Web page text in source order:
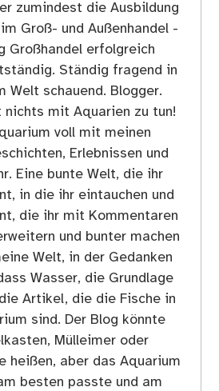
zumindest die Ausbildung
Groß- und Außenhandel -
Großhandel erfolgreich
Ständig fragend in
Welt schauend. Blogger.
nichts mit Aquarien zu tun!
voll mit meinen
Erlebnissen und
Eine bunte Welt, die ihr
in die ihr eintauchen und
die ihr mit Kommentaren
und bunter machen
Welt, in der Gedanken
Wasser, die Grundlage
Artikel, die die Fische in
sind. Der Blog könnte
Mülleimer oder
heißen, aber das Aquarium
besten passte und am